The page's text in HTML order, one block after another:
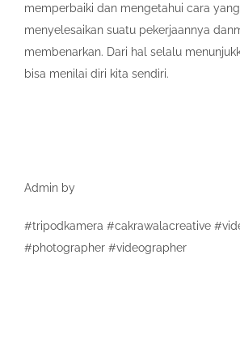
memperbaiki dan mengetahui cara
menyelesaikan suatu pekerjaannya
membenarkan. Dari hal selalu
bisa menilai diri kita sendiri.
Admin by
#tripodkamera #cakrawalacreative
#photographer #videographer